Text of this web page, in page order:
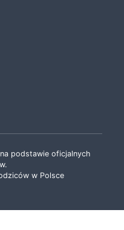
podstawie oficjalnych
w Polsce